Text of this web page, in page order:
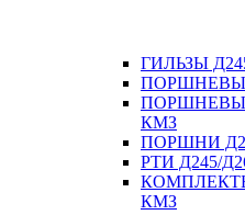
ГИЛЬЗЫ
КМЗ
ПОРШНИ
РТИ Д245/
КМЗ